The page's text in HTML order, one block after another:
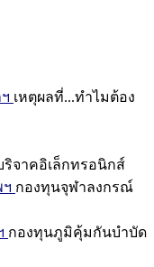
เหตุผลที่...ทำไมต้อง
ริจาคอิเล็กทรอนิกส์
กองทุนจุฬาลงกรณ์
กองทุนภูมิคุ้มกันบำบัด